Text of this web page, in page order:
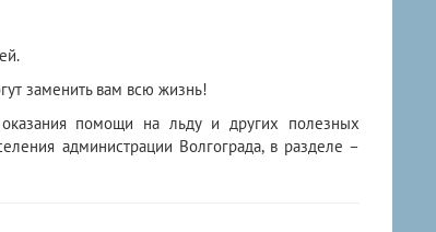
заменить вам всю жизнь!
помощи на льду и других полезных
администрации Волгограда, в разделе –